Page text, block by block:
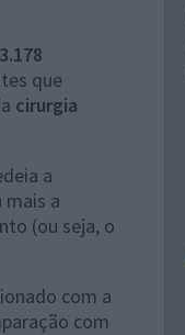
que
cirurgia
a
a
(ou seja, o
com a
com